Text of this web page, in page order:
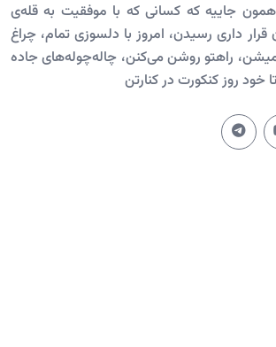
جاییه که کسانی که با موفقیت به قله‌ی
داری رسیدن، امروز با دلسوزی تمام، چراغ
راهتو روشن می‌کنن، چاله‌چوله‌های جاده
خود روز کنکورت در کنارتن